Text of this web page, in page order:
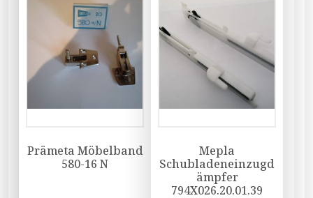
Prämeta Möbelband
580-16 N
Mepla
Schubladeneinzugd
ämpfer
794X026.20.01.39